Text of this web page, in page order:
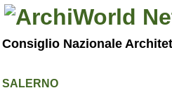
Consiglio Nazionale
SALERNO